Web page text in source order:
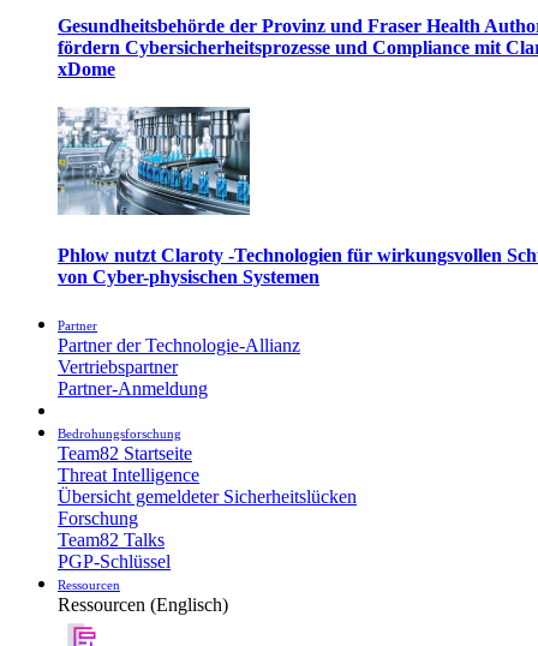
Gesundheitsbehörde der Provinz und Fraser Health
fördern Cybersicherheitsprozesse und Compliance mit
xDome
Phlow nutzt Claroty -Technologien für wirkungsvollen
von Cyber-physischen Systemen
Partner
Partner der Technologie-Allianz
Vertriebspartner
Partner-Anmeldung
Bedrohungsforschung
Team82 Startseite
Threat Intelligence
Übersicht gemeldeter Sicherheitslücken
Forschung
Team82 Talks
PGP-Schlüssel
Ressourcen
Ressourcen (Englisch)